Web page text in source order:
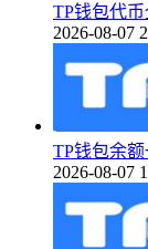
TP钱包代
2026-08-07
TP钱包余
2026-08-07